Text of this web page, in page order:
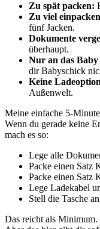
Zu spät packen:
Zu viel
fünf Jacken.
Dokumente
überhaupt.
Nur an das Baby
dir Babyschick
Keine
Außenwelt.
Meine einfache 5-
Wenn du gerade keine
mach es so:
Lege alle
Packe einen Satz
Packe einen Satz
Lege Ladekabel
Stell die Tasche
Das reicht als Minimum.